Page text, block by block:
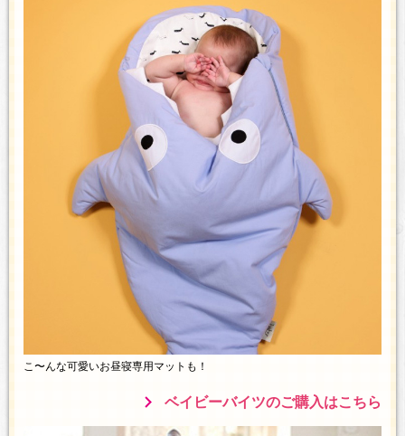
こ〜んな可愛いお昼寝専用マットも！
ベイビーバイツのご購入はこちら